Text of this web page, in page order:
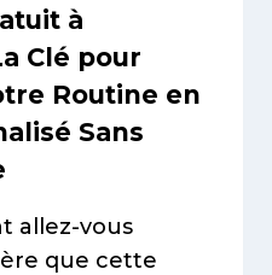
à
Clé pour
Routine en
Sans
allez-vous
que cette